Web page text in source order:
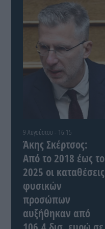
9 Αυγούστου - 16:15
Άκης Σκέρτσος:
Από το 2018 έως το
2025 οι καταθέσεις
φυσικών
προσώπων
αυξήθηκαν από